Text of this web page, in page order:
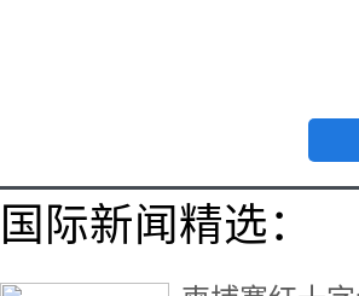
国际新闻精选：